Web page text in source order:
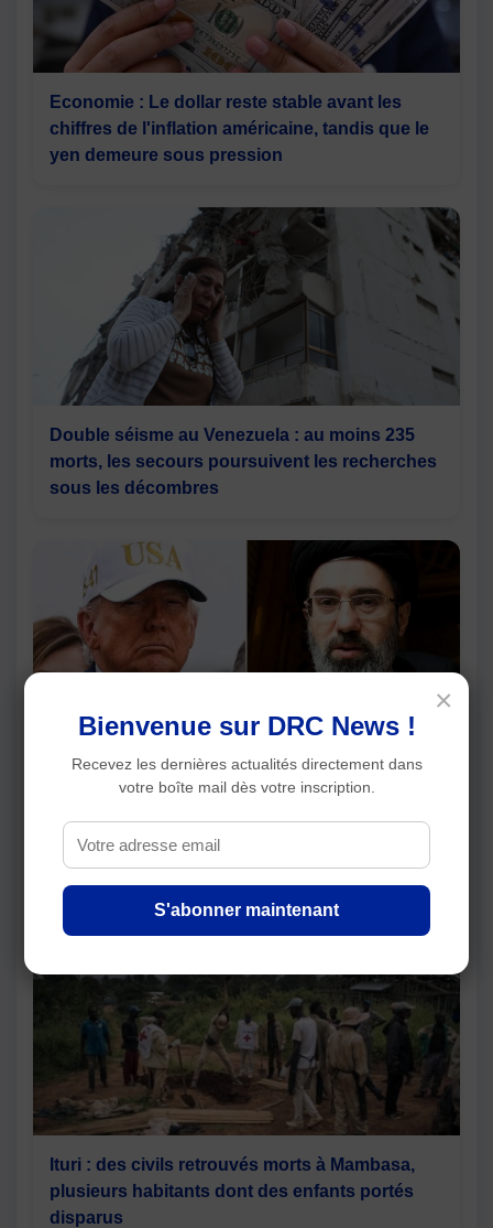
Economie : Le dollar reste stable avant les
chiffres de l'inflation américaine, tandis que le
yen demeure sous pression
Double séisme au Venezuela : au moins 235
morts, les secours poursuivent les recherches
sous les décombres
Donald Trump affirme que l’Iran conserve
encore près d’un quart de son arsenal de
missiles
Articles récents
Ituri : des civils retrouvés morts à Mambasa,
plusieurs habitants dont des enfants portés
disparus
×
Bienvenue sur DRC News !
Recevez les dernières actualités directement dans
votre boîte mail dès votre inscription.
S'abonner maintenant